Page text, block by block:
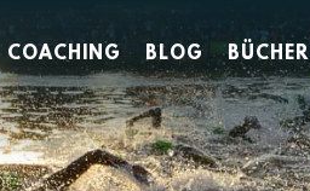
COACHING BLOG BÜCHER